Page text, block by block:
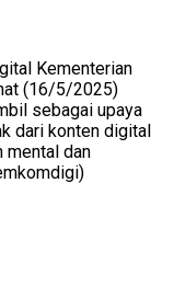
Kementerian
(16/5/2025)
sebagai upaya
dari konten digital
mental dan